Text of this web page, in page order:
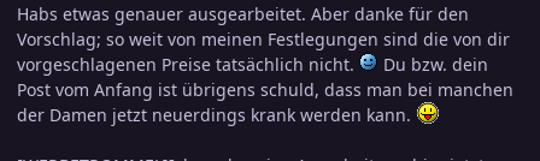
Habs etwas genauer ausgearbeitet. Aber danke für den
Vorschlag; so weit von meinen Festlegungen sind die von dir
vorgeschlagenen Preise tatsächlich nicht.
Du bzw. dein
Post vom Anfang ist übrigens schuld, dass man bei manchen
der Damen jetzt neuerdings krank werden kann.